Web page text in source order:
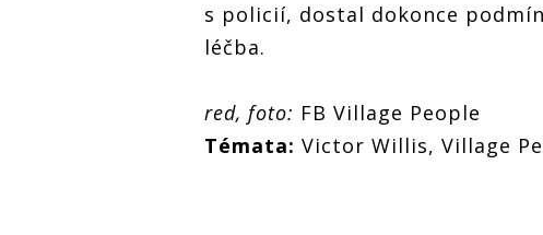
s policií, dostal dokonce
léčba.
red, foto: FB Village People
Témata: Victor Willis, Village